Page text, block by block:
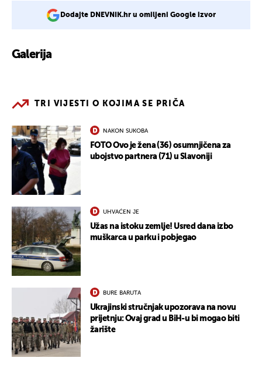
Dodajte DNEVNIK.hr u omiljeni Google izvor
Galerija
TRI VIJESTI O KOJIMA SE PRIČA
NAKON SUKOBA
FOTO Ovo je žena (36) osumnjičena za
ubojstvo partnera (71) u Slavoniji
UHVAĆEN JE
Užas na istoku zemlje! Usred dana izbo
muškarca u parku i pobjegao
BURE BARUTA
Ukrajinski stručnjak upozorava na novu
prijetnju: Ovaj grad u BiH-u bi mogao biti
žarište